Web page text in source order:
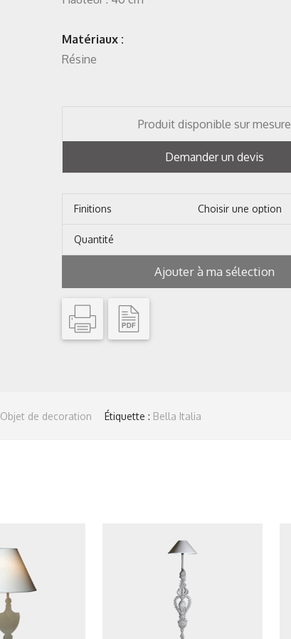
Matériaux :
Résine
Produit disponible sur mesure
Demander un devis
Finitions
Quantité
Ajouter à ma sélection
Objet de decoration Étiquette : Bella Italia